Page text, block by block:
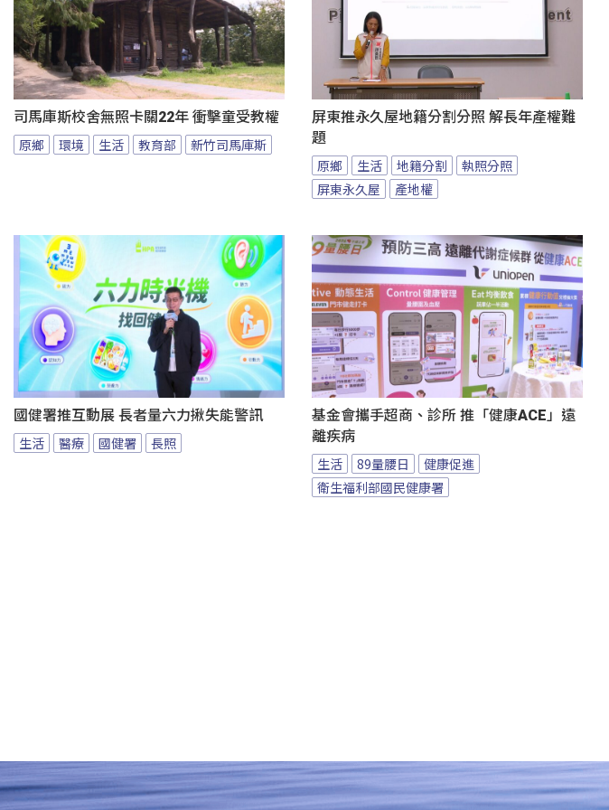
司馬庫斯校舍無照卡關22年 衝擊童受教權
原鄉 環境 生活 教育部 新竹司馬庫斯
屏東推永久屋地籍分割分照 解長年產權難
題
原鄉 生活 地籍分割
執照分照
屏東永久屋
產地權
國健署推互動展 長者量六力揪失能警訊
生活 醫療 國健署 長照
基金會攜手超商、診所 推「健康ACE」遠
離疾病
生活 89量腰日
健康促進
衛生福利部國民健康署